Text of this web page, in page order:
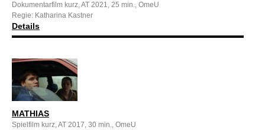
Dokumentarfilm kurz, AT 2021, 25 min., OmeU
Regie: Katharina Kastner
Details
MATHIAS
Spielfilm kurz, AT 2017, 30 min., OmeU